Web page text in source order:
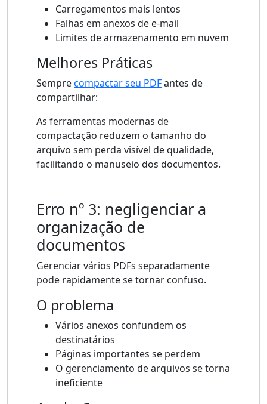
Carregamentos mais lentos
Falhas em anexos de e-mail
Limites de armazenamento em nuvem
Melhores Práticas
Semprecompactar seu PDFantes de
compartilhar:
As ferramentas modernas de
compactação reduzem o tamanho do
arquivo sem perda visível de qualidade,
facilitando o manuseio dos documentos.
Erro nº 3: negligenciar a
organização de
documentos
Gerenciar vários PDFs separadamente
pode rapidamente se tornar confuso.
O problema
Vários anexos confundem os
destinatários
Páginas importantes se perdem
O gerenciamento de arquivos se torna
ineficiente